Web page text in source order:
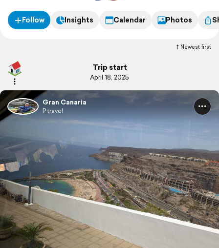
Follow Insights Calendar Photos
Newest first
Trip start
April 18, 2025
Gran Canaria
P travel